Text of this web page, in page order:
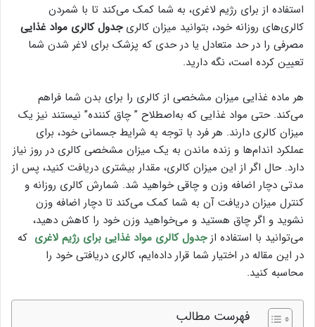
استفاده از برای رژیم لاغری، به شما کمک می‌کند تا با شمردن
کالری‌های روزانه خود، بتوانید میزان کالریجدول کالری مواد غذایی
مصرفی را در حد متعادل یا در حدی که پزشک برای لاغر شدن شما
تعیین کرده است، نگه دارید.
هر ماده غذایی میزان مشخصی از کالری را برای بدن شما فراهم
می‌کند. حتی مواد غذایی که به‌اصطلاح ” چاق کننده” نیستند نیز یک
میزان کالری دارند. هر فرد با توجه به شرایط جسمانی خود، برای
عملکرد اندام‌ها و زنده ماندن به یک میزان مشخصی کالری در روز نیاز
دارد. حال اگر از این میزان کالری، مقدار بیشتری دریافت کنید، پس از
مدتی دچار اضافه وزن و چاقی خواهید شد. شمارش کالری روزانه و
کنترل میزان دریافت آن به شما کمک می‌کند تا دچار اضافه وزن
نشوید و اگر چاق هستید و می‌خواهید وزن خود را کاهش دهید،
می‌توانید با استفاده ازجدول کالری مواد غذایی برای رژیم لاغری که
در این مقاله در اختیار شما قرار داده‌ایم، کالری دریافتی خود را
محاسبه کنید.
فهرست مطالب